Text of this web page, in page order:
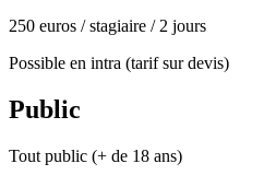
250 euros / stagiaire / 2 jours
Possible en intra (tarif sur devis)
Public
Tout public (+ de 18 ans)